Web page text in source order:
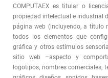
COMPUTAEX es titular o
propiedad intelectual e industrial
página web (incluyendo, a título
todos los elementos que
gráfica y otros estímulos
sitio web –aspecto y
logotipos, nombres comerciales,